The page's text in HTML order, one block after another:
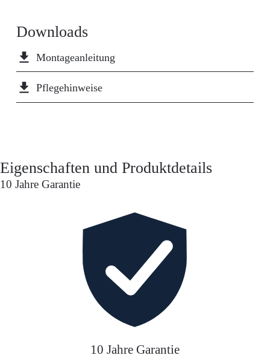
Downloads
file_download Montageanleitung
file_download Pflegehinweise
Eigenschaften und Produktdetails
10 Jahre Garantie
10 Jahre Garantie